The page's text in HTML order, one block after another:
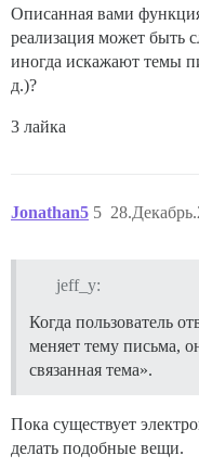
Описанная вами
реализация может быть
иногда искажают темы
д.)?
3 лайка
Jonathan5 5
jeff_y:
Когда пользователь
меняет тему письма,
связанная тема».
Пока существует
делать подобные вещи.